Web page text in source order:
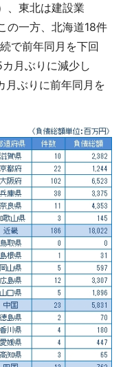
、東北は建設業
の一方、北海道18件
で前年同月を下回
月ぶりに減少し
月ぶりに前年同月を